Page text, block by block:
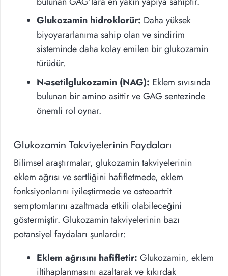
Glukozamin hidroklorür: Daha yüksek
biyoyararlanıma sahip olan ve sindirim
sisteminde daha kolay emilen bir glukozamin
türüdür.
N-asetilglukozamin (NAG): Eklem sıvısında
bulunan bir amino asittir ve GAG sentezinde
önemli rol oynar.
Glukozamin Takviyelerinin Faydaları
Bilimsel araştırmalar, glukozamin takviyelerinin
eklem ağrısı ve sertliğini hafifletmede, eklem
fonksiyonlarını iyileştirmede ve osteoartrit
semptomlarını azaltmada etkili olabileceğini
göstermiştir. Glukozamin takviyelerinin bazı
potansiyel faydaları şunlardır:
Eklem ağrısını hafifletir: Glukozamin, eklem
iltihaplanmasını azaltarak ve kıkırdak